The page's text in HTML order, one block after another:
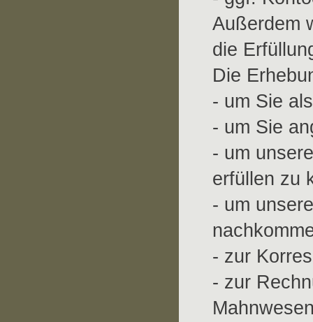
Außerdem
die
Die
- um Sie
- um Sie
- um
erfüllen zu
- um
- zur
- zur